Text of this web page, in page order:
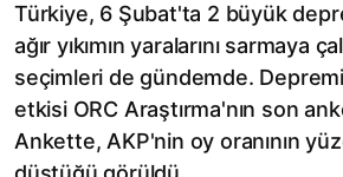
Türkiye, 6 Şubat'ta 2 büyük
ağır yıkımın yaralarını sarmaya
seçimleri de gündemde.
etkisi ORC Araştırma'nın son
Ankette, AKP'nin oy oranının